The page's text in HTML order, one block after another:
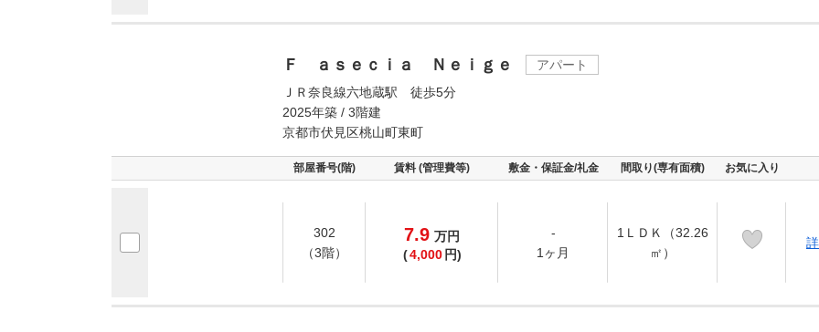
Ｆ ａｓｅｃｉａ Ｎｅｉｇｅ
アパート
ＪＲ奈良線六地蔵駅 徒歩5分
2025年築 / 3階建
京都市伏見区桃山町東町
部屋番号(階) 賃料 (管理費等) 敷金・保証金/礼金 間取り(専有面積) お気に入り
302
（3階）
7.9 万円
(4,000 円)
-
1ヶ月
1ＬＤＫ（32.26
㎡）